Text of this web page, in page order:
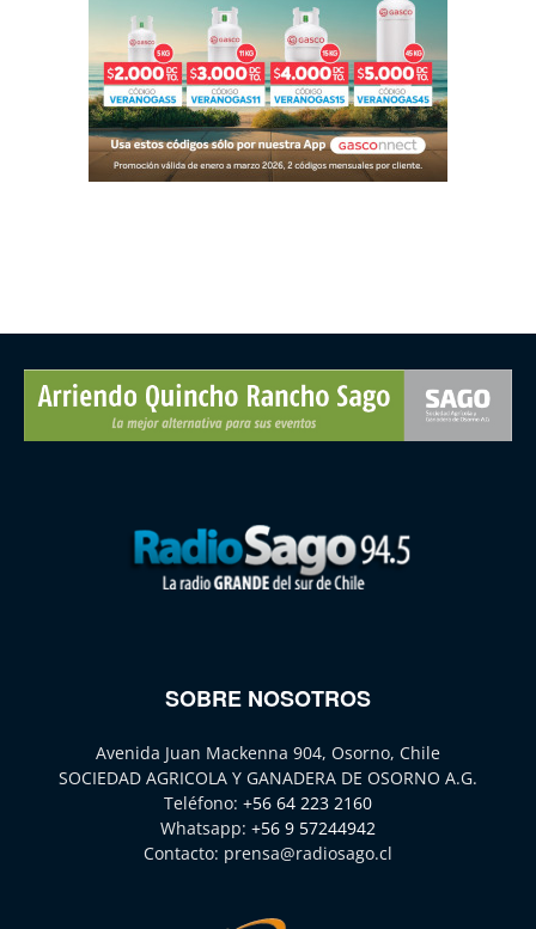
SOBRE NOSOTROS
Avenida Juan Mackenna 904, Osorno, Chile
SOCIEDAD AGRICOLA Y GANADERA DE OSORNO A.G.
Teléfono: +56 64 223 2160
Whatsapp: +56 9 57244942
Contacto: prensa@radiosago.cl